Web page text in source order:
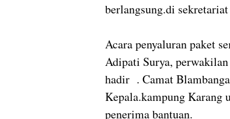
berlangsung.di
Acara penyaluran paket
Adipati Surya,
hadir . Camat
Kepala.kampung Karang
penerima bantuan.